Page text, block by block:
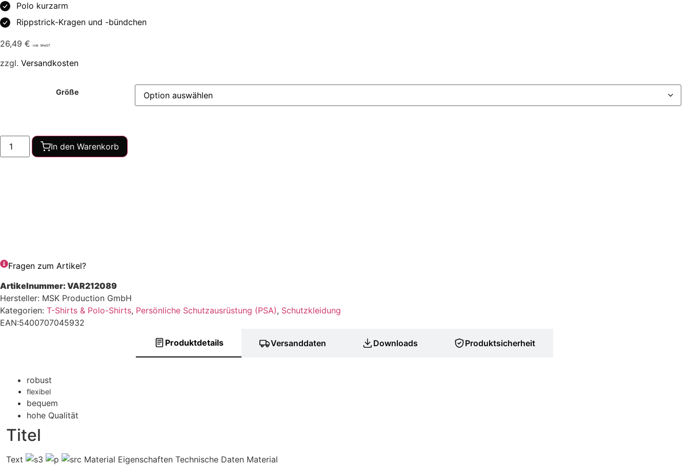
Polo kurzarm
Rippstrick-Kragen und -bündchen
26,49 € inkl. MwST
zzgl. Versandkosten
Größe
Polo
kurzarm
-
In den Warenkorb
Fragen zum Artikel?
Artikelnummer: VAR212089
Kategorien: T-Shirts & Polo-Shirts, Persönliche Schutzausrüstung (PSA), Schutzkleidung
Hersteller: MSK Production GmbH
EAN:5400707045932
Produktdetails
Versanddaten Downloads Produktsicherheit
robust
flexibel
bequem
hohe Qualität
Titel
Text
Material Eigenschaften Technische Daten Material